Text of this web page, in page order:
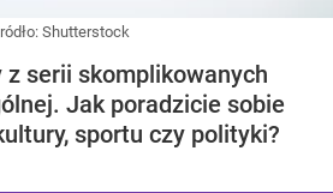
Shutterstock
serii skomplikowanych
Jak poradzicie sobie
sportu czy polityki?